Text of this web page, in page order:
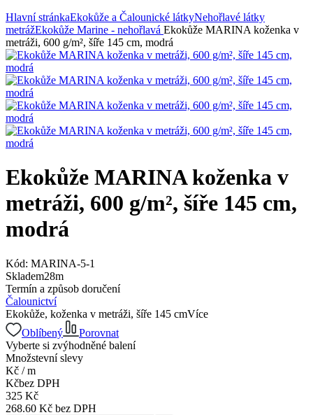
Hlavní stránkaEkokůže a Čalounické látkyNehořlavé látky
metrážEkokůže Marine - nehořlavá Ekokůže MARINA koženka v
metráži, 600 g/m², šíře 145 cm, modrá
Ekokůže MARINA koženka v
metráži, 600 g/m², šíře 145 cm,
modrá
Kód: MARINA-5-1
Skladem28m
Termín a způsob doručení
Čalounictví
Ekokůže, koženka v metráži, šíře 145 cmVíce
Oblíbený
Porovnat
Vyberte si zvýhodněné balení
Množstevní slevy
Kč /m
Kčbez DPH
325 Kč
268.60 Kč bez DPH